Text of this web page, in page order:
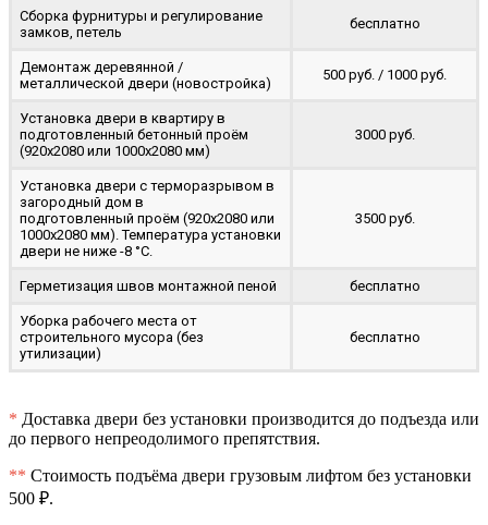
Сборка фурнитуры и регулирование
замков, петель
бесплатно
Демонтаж деревянной /
металлической двери (новостройка)
500 руб. / 1000 руб.
Установка двери в квартиру в
подготовленный бетонный проём
(920x2080 или 1000x2080 мм)
3000 руб.
Установка двери с терморазрывом в
загородный дом в
подготовленный проём (920x2080 или
1000x2080 мм). Температура установки
двери не ниже -8 °C.
3500 руб.
Герметизация швов монтажной пеной бесплатно
Уборка рабочего места от
строительного мусора (без
утилизации)
бесплатно
* Доставка двери без установки производится до подъезда или
до первого непреодолимого препятствия.
** Стоимость подъёма двери грузовым лифтом без установки
500 ₽.